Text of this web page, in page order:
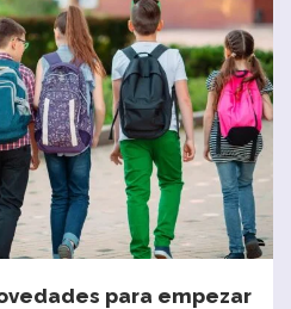
para empezar